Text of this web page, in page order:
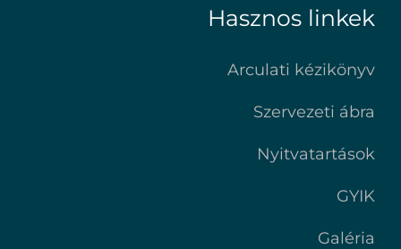
Hasznos linkek
Arculati kézikönyv
Szervezeti ábra
Nyitvatartások
GYIK
Galéria